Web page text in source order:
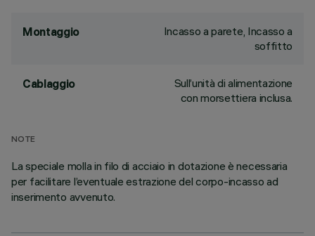
Montaggio
Incasso a parete, Incasso a
soffitto
Cablaggio
Sull’unità di alimentazione
con morsettiera inclusa.
NOTE
La speciale molla in filo di acciaio in dotazione è necessaria
per facilitare l’eventuale estrazione del corpo-incasso ad
inserimento avvenuto.